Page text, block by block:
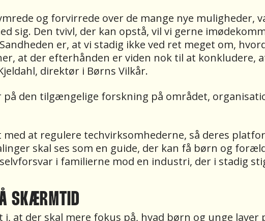
og forvirrede over de mange nye muligheder,
sig. Den tvivl, der kan opstå, vil vi gerne
er, at vi stadig ikke ved ret meget om,
at der efterhånden er viden nok til at konkludere,
direktør i Børns Vilkår.
den tilgængelige forskning på området,
at regulere techvirksomhederne, så deres
skal ses som en guide, der kan få børn og
i familierne mod en industri, der i stadig
SKÆRMTID
at der skal mere fokus på, hvad børn og unge